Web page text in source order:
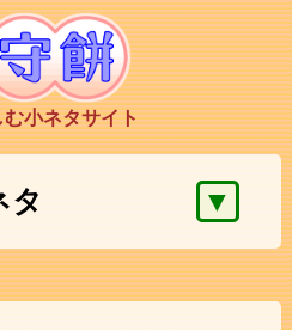
小ネタサイト
タ ▼